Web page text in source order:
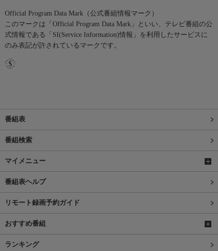
Official Program Data Mark（公式番組情報マーク）
このマークは「Official Program Data Mark」といい、テレビ番組の公
式情報である「SI(Service Information)情報」を利用したサービスに
のみ表記が許されているマークです。
番組表
番組検索
マイメニュー
番組表ヘルプ
リモート録画予約ガイド
おすすめ番組
ランキング